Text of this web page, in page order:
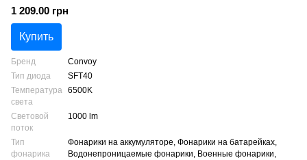
1 209.00 грн
Купить
Бренд
Convoy
Тип диода
SFT40
Температура
света
6500K
Световой
поток
1000 lm
Тип
фонарика
Фонарики на аккумуляторе, Фонарики на батарейках,
Водонепроницаемые фонарики, Военные фонарики,